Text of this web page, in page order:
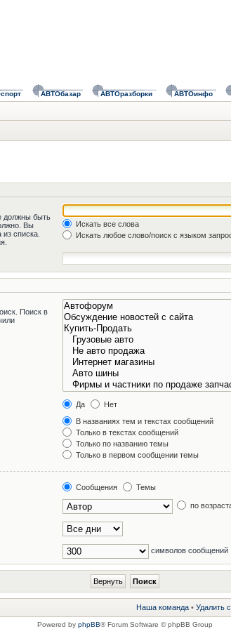
АВТОбазар АВТОразборки АВТОинфо
должны быть
Вы
списка.
Искать все слова
Искать любое слово/поиск с языком
Поиск в
Да
Нет
В названиях тем и текстах сообщений
Только в текстах сообщений
Только по названию темы
Только в первом сообщении темы
Сообщения
Темы
по
символов сообщений
Наша команда • Удалить
Powered by phpBB® Forum Software © phpBB Group